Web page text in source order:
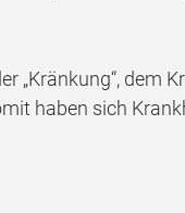
dem
haben sich